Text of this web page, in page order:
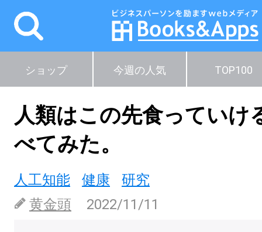
ショップ 今週の人気 TOP100
人類はこの先食っていけ
べてみた。
人工知能 健康
研究
黄金頭
2022/11/11